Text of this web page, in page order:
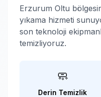
Erzurum Oltu
yıkama hizmeti
son teknoloji
temizliyoruz.
🧼
Derin Temizlik